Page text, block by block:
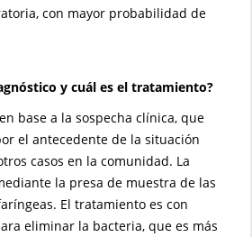
con mayor probabilidad de
y cuál es el tratamiento?
base a la sospecha clínica, que
el antecedente de la situación
casos en la comunidad. La
la presa de muestra de las
El tratamiento es con
eliminar la bacteria, que es más